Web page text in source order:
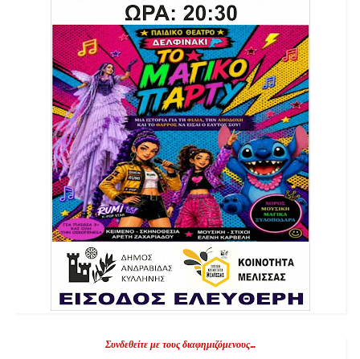
Συνδεθείτε με τους διαφημιζόμενους...